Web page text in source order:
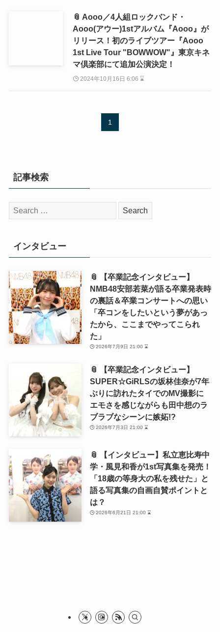
📎 Aooo／4人組ロックバンド・
Aooo(アウー)1stアルバム『Aooo』が
リリース！初のライブツアー『Aooo
1st Live Tour "BOWWOW"』東京キネ
マ倶楽部にて追加公演決定！
2024年10月16日 6:06 ⌛
1
記事検索
検
索:
インタビュー
📎 【卒業記念インタビュー】
NMB48安部若菜が語る卒業発表時
の裏話＆卒業コンサートへの思い
「卒コンをしたいという夢があっ
たから、ここまでやってこられ
た」
2026年7月9日 21:00 ⌛
📎 【卒業記念インタビュー】
SUPER☆GiRLSの坂林佳奈が7年
ぶりに訪れたタイでのMV撮影に
エモさを感じながらも田中想のラ
ブラブなシーンに嫉妬!?
2026年7月3日 21:00 ⌛
📎 【インタビュー】私立恵比寿中
学・風見和香が1st写真集を発売！
「18歳の等身大の私を残せた」と
語る写真集の自画自賛ポイントと
は？
2026年6月21日 21:00 ⌛